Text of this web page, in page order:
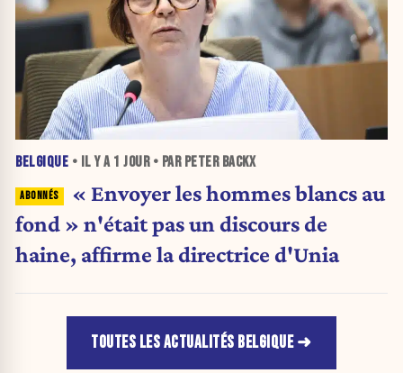
BELGIQUE • IL Y A 1 JOUR• PAR PETER BACKX
« Envoyer les hommes blancs au
fond » n'était pas un discours de
haine, affirme la directrice d'Unia
TOUTES LES ACTUALITÉS BELGIQUE